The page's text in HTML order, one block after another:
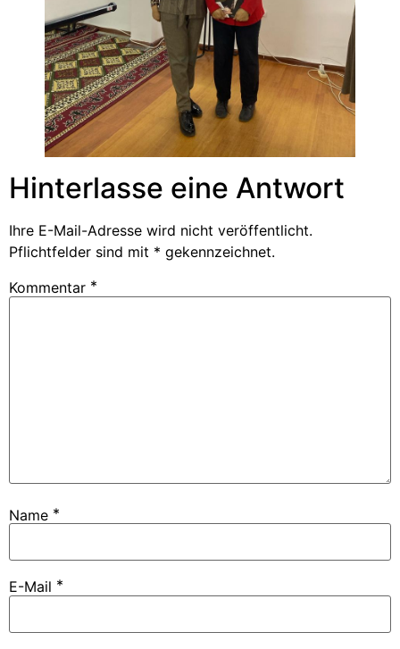
Hinterlasse eine Antwort
Ihre E-Mail-Adresse wird nicht veröffentlicht.
Pflichtfelder sind mit * gekennzeichnet.
Kommentar *
Name *
E-Mail *